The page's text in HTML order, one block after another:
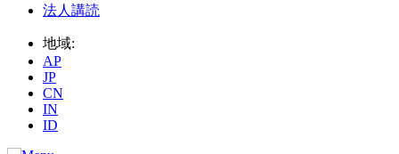
法人講読
地域:
AP
JP
CN
IN
ID